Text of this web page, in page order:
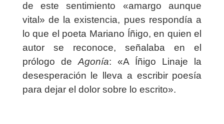
de este sentimiento «amargo aunque
vital» de la existencia, pues respondía a
lo que el poeta Mariano Íñigo, en quien el
autor se reconoce, señalaba en el
prólogo de Agonía: «A Íñigo Linaje la
desesperación le lleva a escribir poesía
para dejar el dolor sobre lo escrito».